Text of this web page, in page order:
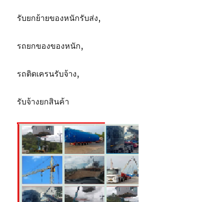
รับยกย้ายของหนักรับส่ง,
รถยกของของหนัก,
รถติดเครนรับจ้าง,
รับจ้างยกสินค้า